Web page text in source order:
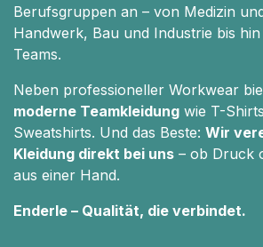
Berufsgruppen an – von Medizin
Handwerk, Bau und Industrie bis
Teams.
Neben professioneller Workwear
moderne Teamkleidung wie T-
Sweatshirts. Und das Beste: Wir
Kleidung direkt bei uns – ob Druck
aus einer Hand.
Enderle – Qualität, die verbindet.